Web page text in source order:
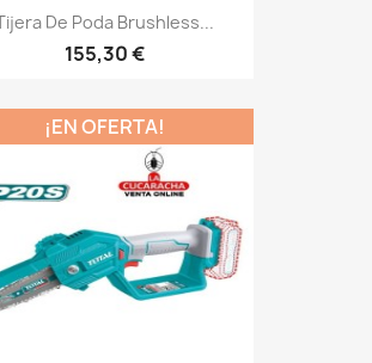
De Poda Brushless...
155,30 €
¡EN OFERTA!